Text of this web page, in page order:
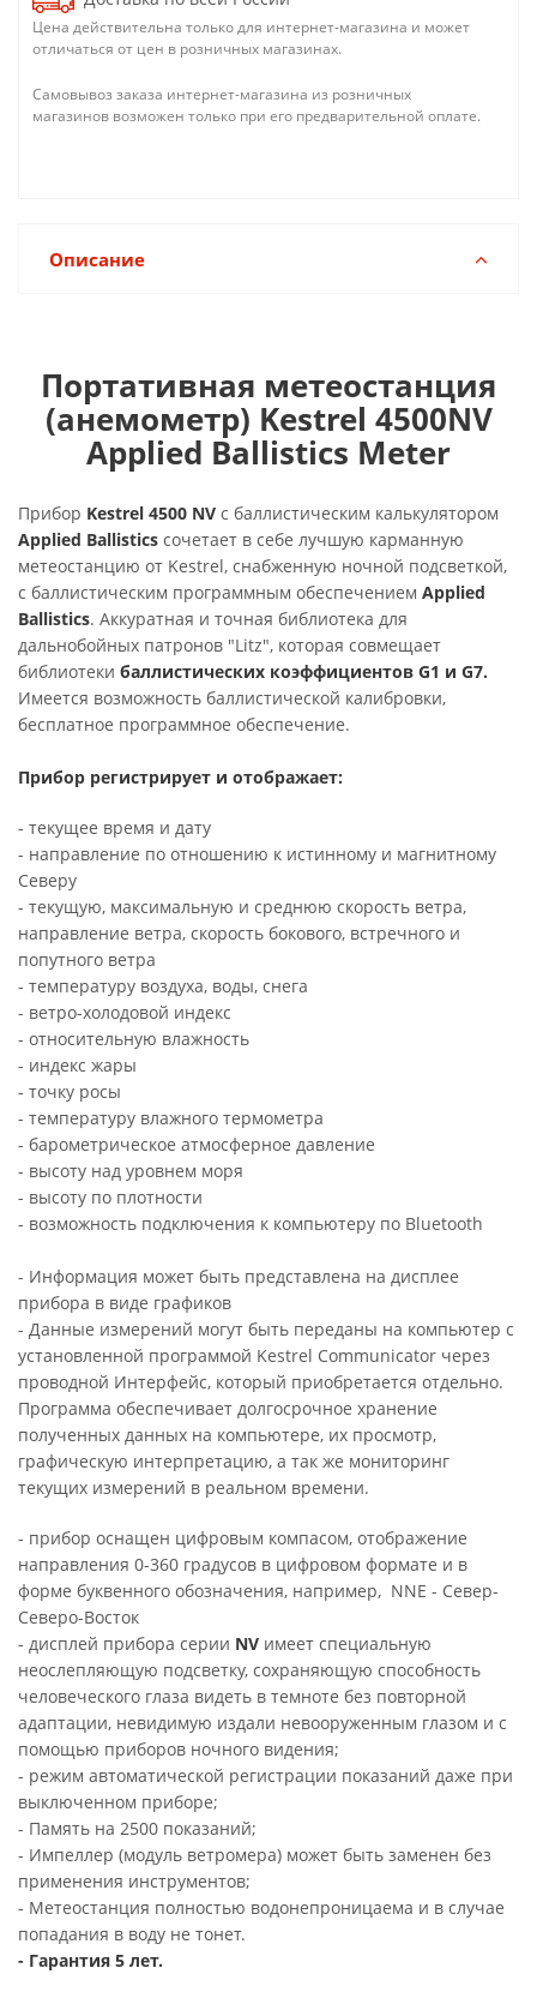
Цена действительна только для интернет-магазина и может
отличаться от цен в розничных магазинах.
Самовывоз заказа интернет-магазина из розничных
магазинов возможен только при его предварительной оплате.
Описание
Портативная метеостанция
(анемометр) Kestrel 4500NV
Applied Ballistics Meter
Прибор Kestrel 4500 NV с баллистическим калькулятором
Applied Ballistics сочетает в себе лучшую карманную
метеостанцию от Kestrel, снабженную ночной подсветкой,
с баллистическим программным обеспечением Applied
Ballistics. Аккуратная и точная библиотека для
дальнобойных патронов "Litz", которая совмещает
библиотеки баллистических коэффициентов G1 и G7.
Имеется возможность баллистической калибровки,
бесплатное программное обеспечение.
Прибор регистрирует и отображает:
- текущее время и дату
- направление по отношению к истинному и магнитному
Северу
- текущую, максимальную и среднюю скорость ветра,
направление ветра, скорость бокового, встречного и
попутного ветра
- температуру воздуха, воды, снега
- ветро-холодовой индекс
- относительную влажность
- индекс жары
- точку росы
- температуру влажного термометра
- барометрическое атмосферное давление
- высоту над уровнем моря
- высоту по плотности
- возможность подключения к компьютеру по Bluetooth
- Информация может быть представлена на дисплее
прибора в виде графиков
- Данные измерений могут быть переданы на компьютер с
установленной программой Kestrel Communicator через
проводной Интерфейс, который приобретается отдельно.
Программа обеспечивает долгосрочное хранение
полученных данных на компьютере, их просмотр,
графическую интерпретацию, а так же мониторинг
текущих измерений в реальном времени.
- прибор оснащен цифровым компасом, отображение
направления 0-360 градусов в цифровом формате и в
форме буквенного обозначения, например, NNE - Север-
Северо-Восток
- дисплей прибора серии NV имеет специальную
неослепляющую подсветку, сохраняющую способность
человеческого глаза видеть в темноте без повторной
адаптации, невидимую издали невооруженным глазом и с
помощью приборов ночного видения;
- режим автоматической регистрации показаний даже при
выключенном приборе;
- Память на 2500 показаний;
- Импеллер (модуль ветромера) может быть заменен без
применения инструментов;
- Метеостанция полностью водонепроницаема и в случае
попадания в воду не тонет.
- Гарантия 5 лет.